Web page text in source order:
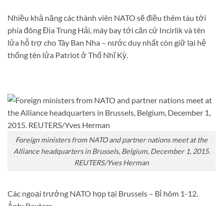
Nhiều khả năng các thành viên NATO sẽ điều thêm tàu tới
phía đông Địa Trung Hải, máy bay tới căn cứ Incirlik và tên
lửa hỗ trợ cho Tây Ban Nha – nước duy nhất còn giữ lại hệ
thống tên lửa Patriot ở Thổ Nhĩ Kỳ.
Foreign ministers from NATO and partner nations meet at the
Alliance headquarters in Brussels, Belgium, December 1, 2015.
REUTERS/Yves Herman
Các ngoại trưởng NATO họp tại Brussels – Bỉ hôm 1-12.